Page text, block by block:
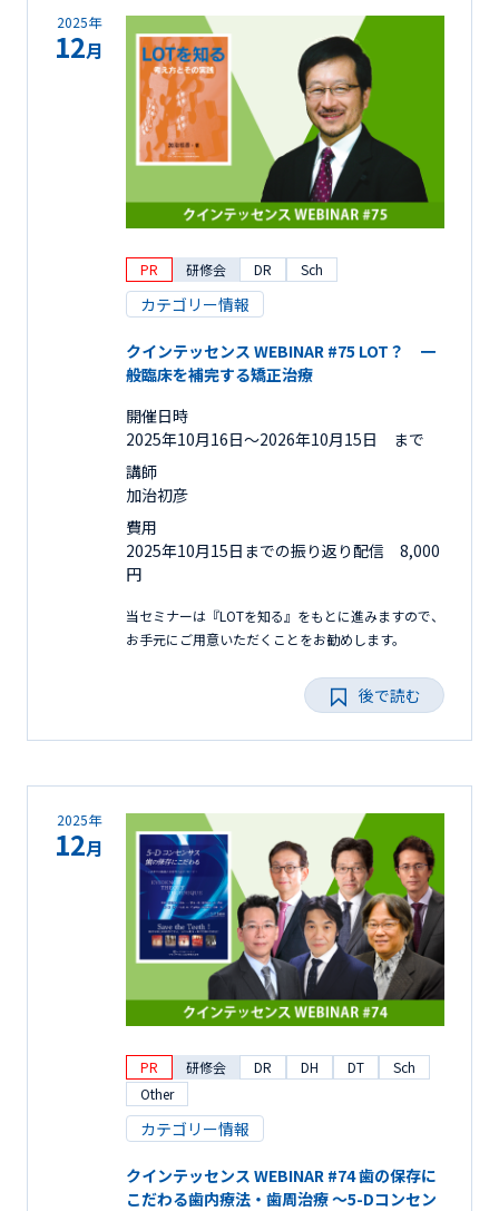
2025年
12月
PR 研修会 DR Sch
カテゴリー情報
クインテッセンス WEBINAR #75 LOT？ 一
般臨床を補完する矯正治療
開催日時
2025年10月16日〜2026年10月15日 まで
講師
加治初彦
費用
2025年10月15日までの振り返り配信 8,000
円
当セミナーは『LOTを知る』をもとに進みますので、
お手元にご用意いただくことをお勧めします。
後で読む
2025年
12月
PR 研修会 DR DH DT
Sch
Other
カテゴリー情報
クインテッセンス WEBINAR #74 歯の保存に
こだわる歯内療法・歯周治療 ～5-Dコンセン